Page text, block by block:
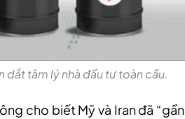
tâm lý nhà đầu tư toàn cầu.
cho biết Mỹ và Iran đã “gần